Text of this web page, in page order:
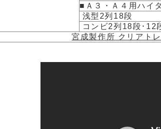
■Ａ３・Ａ４用ハ
浅型2列18段
コンビ2列18段･12
宮成製作所 クリアト